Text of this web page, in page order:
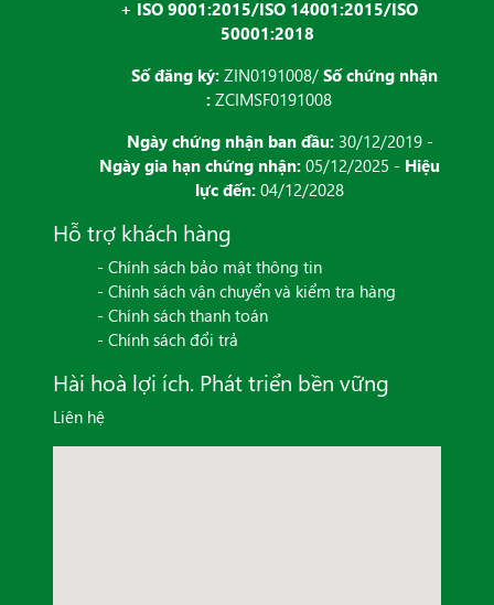
+ ISO 9001:2015/ISO 14001:2015/ISO
50001:2018
Số đăng ký: ZIN0191008/ Số chứng nhận
: ZCIMSF0191008
Ngày chứng nhận ban đầu: 30/12/2019 -
Ngày gia hạn chứng nhận:05/12/2025 - Hiệu
lực đến:04/12/2028
Hỗ trợ khách hàng
- Chính sách bảo mật thông tin
- Chính sách vận chuyển và kiểm tra hàng
- Chính sách thanh toán
- Chính sách đổi trả
Hài hoà lợi ích. Phát triển bền vững
Liên hệ